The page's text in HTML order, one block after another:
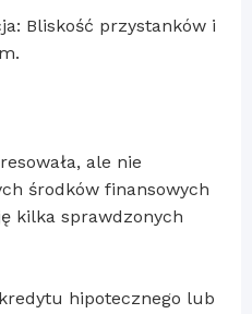
Bliskość przystanków i
ale nie
środków finansowych
kilka sprawdzonych
hipotecznego lub